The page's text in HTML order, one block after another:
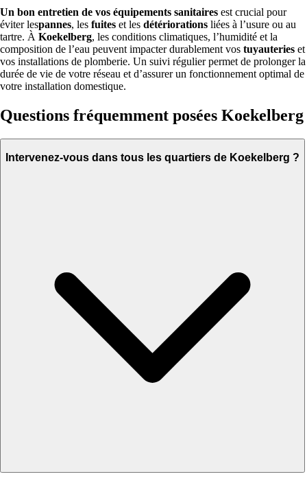
Un bon entretien de vos équipements sanitaires est crucial pour
éviter lespannes, les fuites et les détériorations liées à l’usure ou au
tartre. À Koekelberg, les conditions climatiques, l’humidité et la
composition de l’eau peuvent impacter durablement vos tuyauteries et
vos installations de plomberie. Un suivi régulier permet de prolonger la
durée de vie de votre réseau et d’assurer un fonctionnement optimal de
votre installation domestique.
Questions fréquemment posées Koekelberg
Intervenez-vous dans tous les quartiers de Koekelberg ?